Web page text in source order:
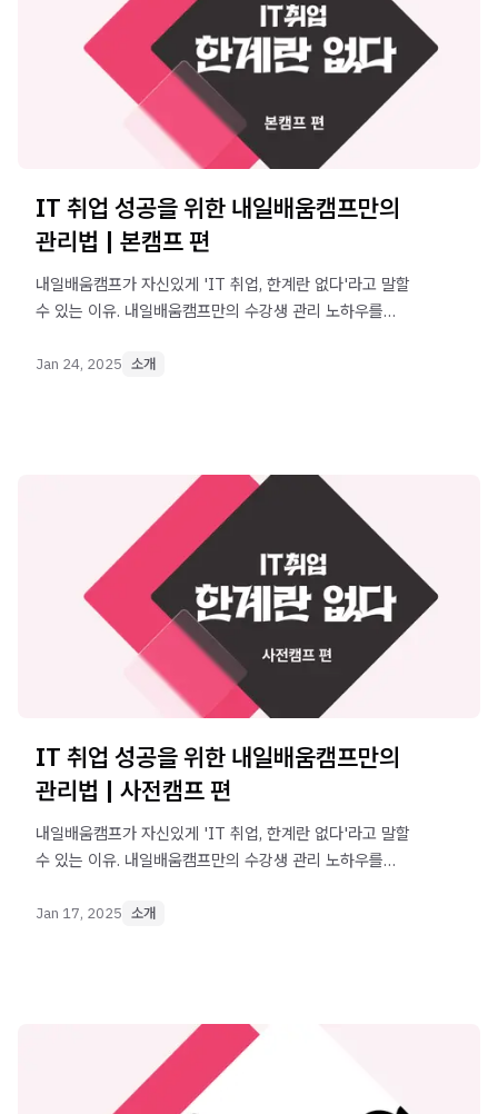
IT 취업 성공을 위한 내일배움캠프만의
관리법 | 본캠프 편
내일배움캠프가 자신있게 'IT 취업, 한계란 없다'라고 말할
수 있는 이유. 내일배움캠프만의 수강생 관리 노하우를
Jan 24, 2025 소개
IT 취업 성공을 위한 내일배움캠프만의
관리법 | 사전캠프 편
내일배움캠프가 자신있게 'IT 취업, 한계란 없다'라고 말할
수 있는 이유. 내일배움캠프만의 수강생 관리 노하우를
Jan 17, 2025 소개